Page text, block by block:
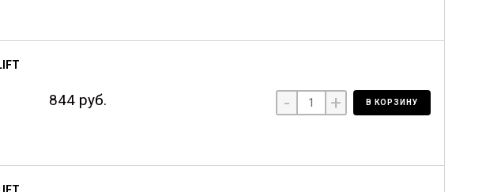
844 руб. - + В КОРЗИНУ